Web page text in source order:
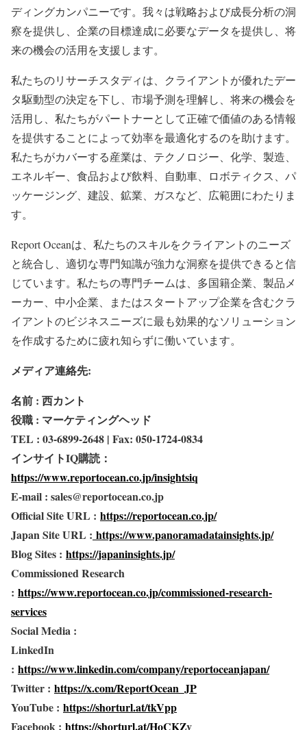
ディングカンパニーです。我々は戦略および成長分析の洞
察を提供し、企業の目標達成に必要なデータを提供し、将
来の機会の活用を支援します。
私たちのリサーチスタディは、クライアントが優れたデー
タ駆動型の決定を下し、市場予測を理解し、将来の機会を
活用し、私たちがパートナーとして正確で価値のある情報
を提供することによって効率を最適化するのを助けます。
私たちがカバーする産業は、テクノロジー、化学、製造、
エネルギー、食品および飲料、自動車、ロボティクス、パ
ッケージング、建設、鉱業、ガスなど、広範囲にわたりま
す。
Report Oceanは、私たちのスキルをクライアントのニーズ
と統合し、適切な専門知識が強力な洞察を提供できると信
じています。私たちの専門チームは、多国籍企業、製品メ
ーカー、中小企業、またはスタートアップ企業を含むクラ
イアントのビジネスニーズに最も効果的なソリューション
を作成するために疲れ知らずに働いています。
メディア連絡先:
名前 : 西カント
役職 : マーケティングヘッド
TEL : 03-6899-2648 | Fax: 050-1724-0834
インサイトIQ購読：
https://www.reportocean.co.jp/insightsiq
E-mail : sales@reportocean.co.jp
Official Site URL : https://reportocean.co.jp/
Japan Site URL : https://www.panoramadatainsights.jp/
Blog Sites : https://japaninsights.jp/
Commissioned Research
: https://www.reportocean.co.jp/commissioned-research-
services
Social Media :
LinkedIn
: https://www.linkedin.com/company/reportoceanjapan/
Twitter : https://x.com/ReportOcean_JP
YouTube : https://shorturl.at/tkVpp
Facebook : https://shorturl.at/HoCKZv